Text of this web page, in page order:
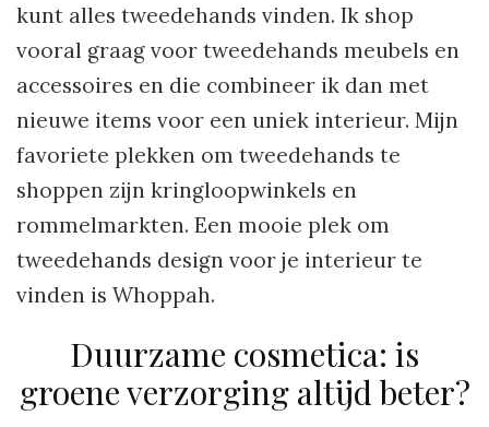
kunt alles tweedehands vinden. Ik shop
vooral graag voor tweedehands meubels en
accessoires en die combineer ik dan met
nieuwe items voor een uniek interieur. Mijn
favoriete plekken om tweedehands te
shoppen zijn kringloopwinkels en
rommelmarkten. Een mooie plek om
tweedehands design voor je interieur te
vinden is Whoppah.
Duurzame cosmetica: is
groene verzorging altijd beter?